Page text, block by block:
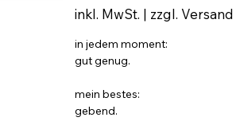
inkl. MwSt. | zzgl. Versand
in jedem moment:
gut genug.
mein bestes:
gebend.